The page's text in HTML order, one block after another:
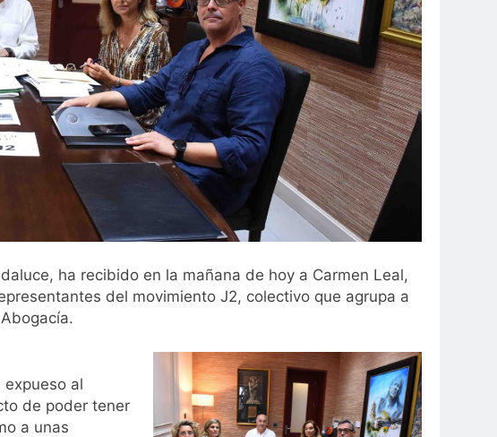
ha recibido en la mañana de hoy a Carmen Leal,
del movimiento J2, colectivo que agrupa a
al
de poder tener
a unas